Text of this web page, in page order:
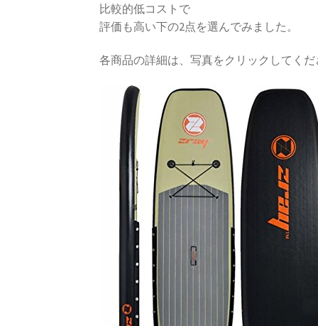
比較的低コストで
評価も高い下の2点を選んでみました。
各商品の詳細は、写真をクリックしてく